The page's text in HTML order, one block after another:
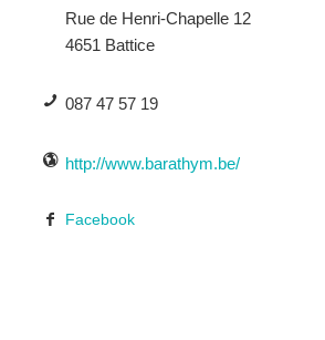
Rue de Henri-Chapelle 12
4651 Battice
087 47 57 19
http://www.barathym.be/
Facebook